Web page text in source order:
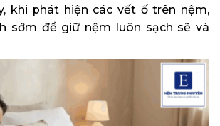
khi phát hiện các vết ố trên nệm,
sớm để giữ nệm luôn sạch sẽ và